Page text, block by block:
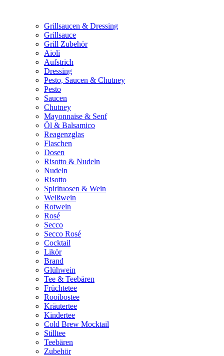
Grillsaucen & Dressing
Grillsauce
Grill Zubehör
Aioli
Aufstrich
Dressing
Pesto, Saucen & Chutney
Pesto
Saucen
Chutney
Mayonnaise & Senf
Öl & Balsamico
Reagenzglas
Flaschen
Dosen
Risotto & Nudeln
Nudeln
Risotto
Spirituosen & Wein
Weißwein
Rotwein
Rosé
Secco
Secco Rosé
Cocktail
Likör
Brand
Glühwein
Tee & Teebären
Früchtetee
Rooibostee
Kräutertee
Kindertee
Cold Brew Mocktail
Stilltee
Teebären
Zubehör